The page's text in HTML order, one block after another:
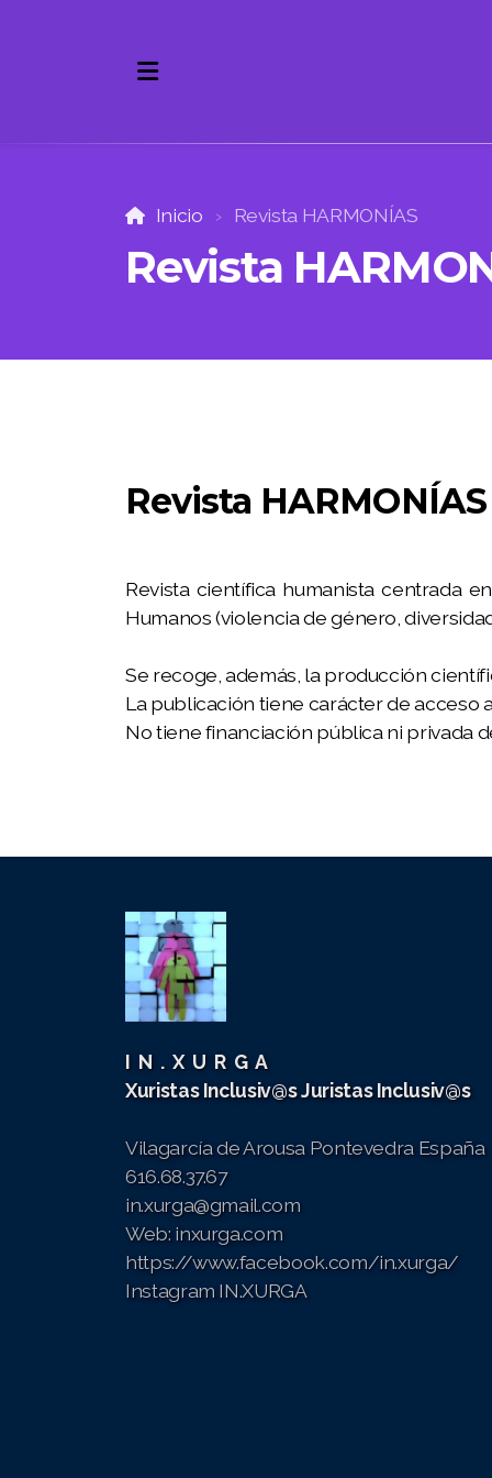
Inicio Revista HARMONÍAS
Revista
Revista HARMONÍAS
Revista científica humanista centrada
Humanos (violencia de género,
Se recoge, además, la producción
La publicación tiene carácter de acceso
No tiene financiación pública ni privada
I N . X U R G A
Xuristas Inclusiv@sJuristas Inclusiv@s
Vilagarcía de Arousa Pontevedra España
616.68.37.67
in.xurga@gmail.com
Web: inxurga.com
https://www.facebook.com/in.xurga/
Instagram IN.XURGA
Equipo Editorial
NÚMEROS PUBLICADOS
Nº 4 HARMONÍAS
I Congreso IN.XURGA 2018
II Congreso IN.XURGA 2019
III Congreso IN.XURGA 2020
V Congreso Internacional IN.XURGA 2022
VI Congreso InternacionaI IN.XURGA 2023
VII Congreso Internacional IN.XURGA 2024
VIII Congreso Internacional IN.XURGA 2025